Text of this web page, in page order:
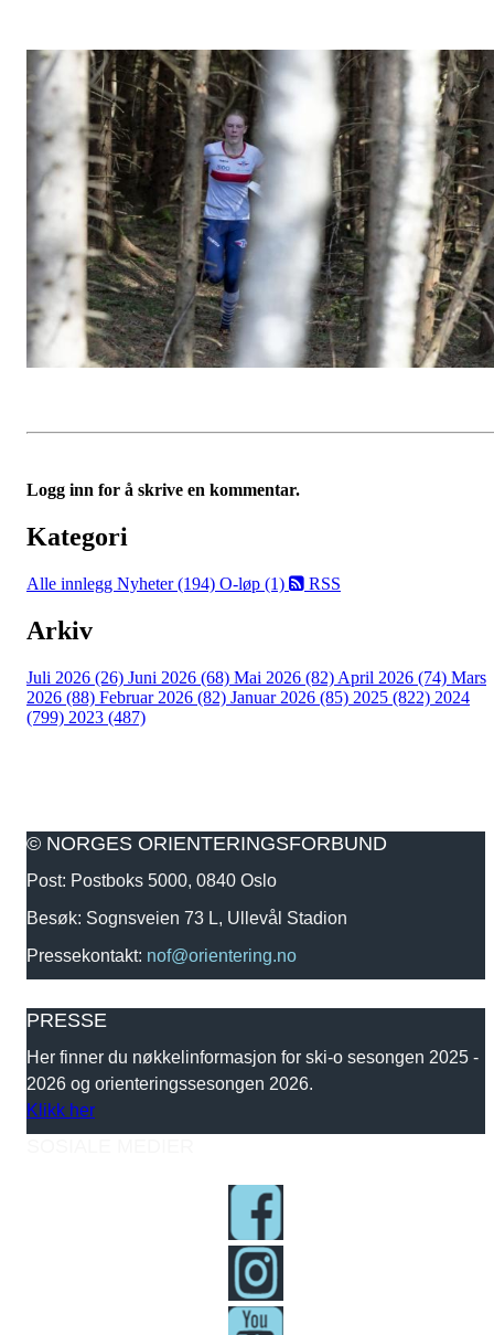
Logg inn for å skrive en kommentar.
Kategori
Alle innlegg Nyheter (194) O-løp (1) RSS
Arkiv
Juli 2026 (26) Juni 2026 (68) Mai 2026 (82) April 2026 (74) Mars
2026 (88) Februar 2026 (82) Januar 2026 (85) 2025 (822) 2024
(799) 2023 (487)
© NORGES ORIENTERINGSFORBUND
Post: Postboks 5000, 0840 Oslo
Besøk: Sognsveien 73 L, Ullevål Stadion
Pressekontakt: nof@orientering.no
PRESSE
Her finner du nøkkelinformasjon for ski-o sesongen 2025 -
2026 og orienteringssesongen 2026.
Klikk her